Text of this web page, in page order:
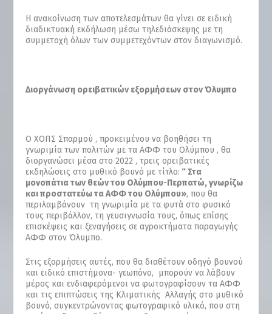
Η ανακοίνωση των αποτελεσμάτων θα γίνει σε ειδική
διαδικτυακή εκδήλωση μέσω τηλεδιάσκεψης με τη
συμμετοχή όλων των συμμετεχόντων στον διαγωνισμό.
Διοργάνωση ορειβατικών εξορμήσεων στον Όλυμπο
Ο ΧΟΠΣ Σπαρμού , προκειμένου να βοηθήσει τη
γνωριμία των πολιτών με τα ΑΦΦ του Ολύμπου , θα
διοργανώσει μέσα στο 2022 , τρεις ορειβατικές
εκδηλώσεις στο μυθικό βουνό με τίτλο: “ Στα
μονοπάτια των θεών του Ολύμπου-Περπατώ, γνωρίζω
και προστατεύω τα ΑΦΦ του Ολύμπου», που θα
περιλαμβάνουν τη γνωριμία με τα φυτά στο φυσικό
τους περιβάλλον, τη γευσιγνωσία τους, όπως επίσης
επισκέψεις και ξεναγήσεις σε αγροκτήματα παραγωγής
ΑΦΦ στον Όλυμπο.
Στις εξορμήσεις αυτές, που θα διαθέτουν οδηγό βουνού
και ειδικό επιστήμονα- γεωπόνο, μπορούν να λάβουν
μέρος και ενδιαφερόμενοι να φωτογραφίσουν τα ΑΦΦ
και τις επιπτώσεις της Κλιματικής Αλλαγής στο μυθικό
βουνό, συγκεντρώνοντας φωτογραφικό υλικό, που στη